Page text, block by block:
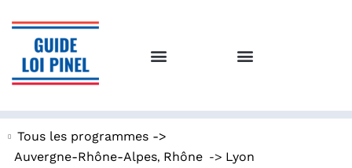
Tous les programmes ->
Auvergne-Rhône-Alpes, Rhône -> Lyon